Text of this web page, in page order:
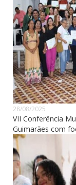
28/08/2025
VII Conferência
Guimarães com